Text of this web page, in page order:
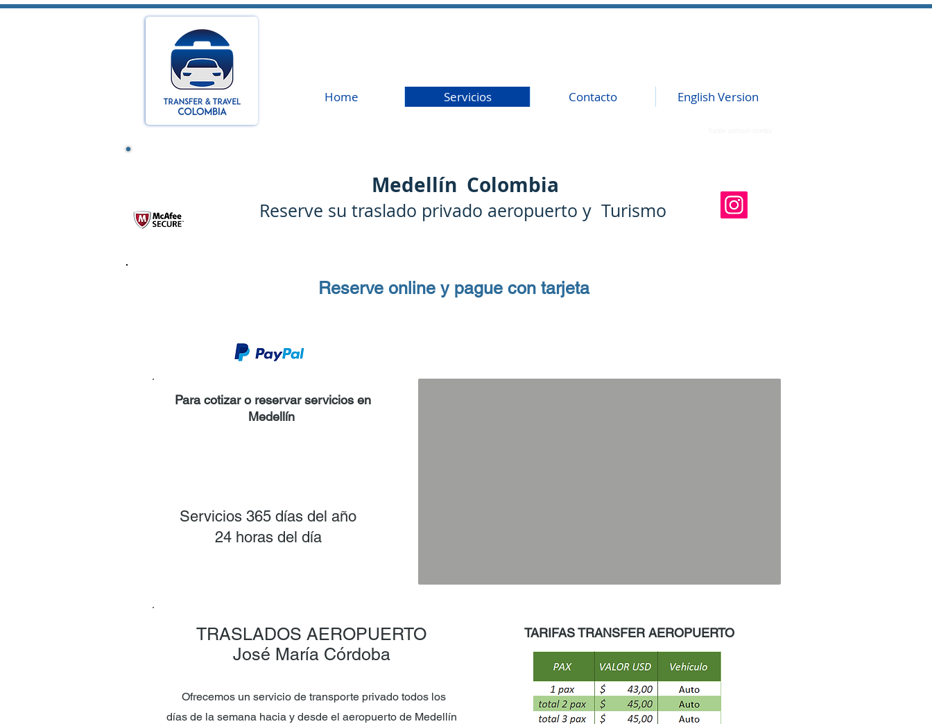
Home Servicios Contacto English Version
Medellín Colombia
Reserve su traslado privado aeropuerto y Turismo
Reserve online y pague con tarjeta
Para cotizar o reservar servicios en
Medellín
Click aqui
Servicios 365 días del año
24 horas del día
TRASLADOS AEROPUERTO
José María Córdoba
Ofrecemos un servicio de transporte privado todos los
días de la semana hacia y desde el aeropuerto de Medellín
TARIFAS TRANSFER AEROPUERTO